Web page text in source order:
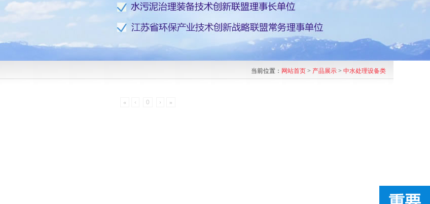
当前位置： 网站首页 > 产品展示 > 中水处理设备类
« ‹ 0 › »